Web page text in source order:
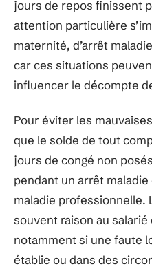
jours de repos finissent
attention particulière
maternité, d’arrêt
car ces situations
influencer le décompte
Pour éviter les
que le solde de tout
jours de congé non
pendant un arrêt
maladie professionnelle.
souvent raison au salarié
notamment si une faute
établie ou dans des